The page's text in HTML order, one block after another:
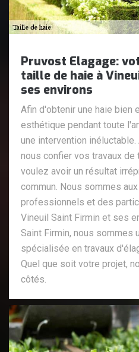
Pruvost Elagage:
taille de haie à
ses environs
Afin d'obtenir une haie bien
esthétique pendant toute
une intervention
nous confier vos travaux
voulez avoir un résultat
commun. Nous sommes
professionnels et des
Vineuil Saint Firmin et ses
Saint Firmin, nous sommes
spécialisée en travaux
Quel que soit votre projet,
côtés.